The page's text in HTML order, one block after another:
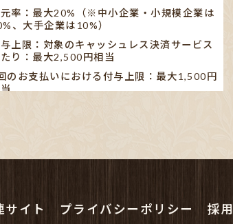
率：最大20%（※中小企業・小規模企業は
、大手企業は10%）
上限：対象のキャッシュレス決済サービス
り：最大2,500円相当
のお支払いにおける付与上限：最大1,500円
用する店舗によって対応している決済手段が
…、正直分かりにくいです。
サイト プライバシーポリシー 採用